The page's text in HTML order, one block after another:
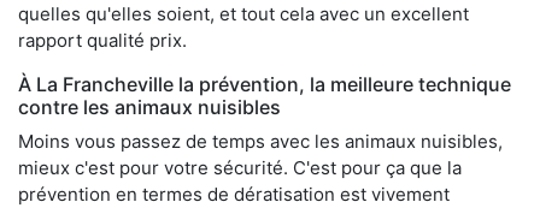
quelles qu'elles soient, et tout cela avec un excellent
rapport qualité prix.
À La Francheville la prévention, la meilleure technique
contre les animaux nuisibles
Moins vous passez de temps avec les animaux nuisibles,
mieux c'est pour votre sécurité. C'est pour ça que la
prévention en termes de dératisation est vivement